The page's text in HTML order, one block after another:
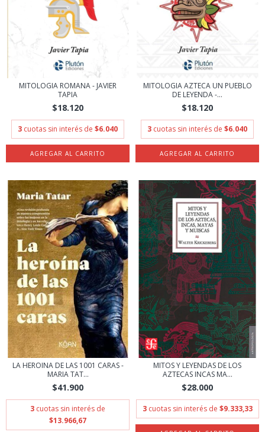
MITOLOGIA ROMANA - JAVIER
TAPIA
$18.120
3 cuotas sin interés de $6.040
MITOLOGIA AZTECA UN PUEBLO
DE LEYENDA -...
$18.120
3 cuotas sin interés de $6.040
LA HEROINA DE LAS 1001 CARAS -
MARIA TAT...
$41.900
3 cuotas sin interés de
$13.966,67
MITOS Y LEYENDAS DE LOS
AZTECAS INCAS MA...
$28.000
3 cuotas sin interés de $9.333,33